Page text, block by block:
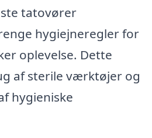
tatovører
hygiejneregler for
oplevelse. Dette
af sterile værktøjer og
hygieniske